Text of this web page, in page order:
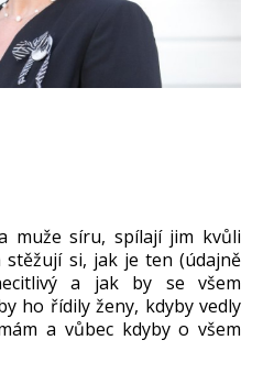
muže síru, spílají jim kvůli
stěžují si, jak je ten (údajně
a jak by se všem
ho řídily ženy, kdyby vedly
a vůbec kdyby o všem